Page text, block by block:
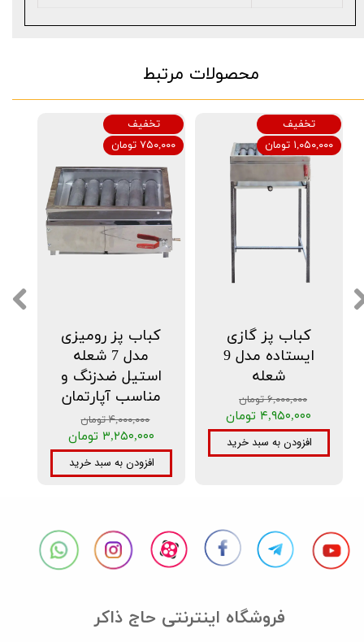
محصولات مرتبط
کباب پز رومیزی
مدل 7 شعله
استیل ضدزنگ و
مناسب آپارتمان
۴,۰۰۰,۰۰۰ تومان
۳,۲۵۰,۰۰۰ تومان
افزودن به سبد خرید
تخفیف
۷۵۰,۰۰۰ تومان
کباب پز گازی
ایستاده مدل 9
شعله
۶,۰۰۰,۰۰۰ تومان
۴,۹۵۰,۰۰۰ تومان
افزودن به سبد خرید
تخفیف
۱,۰۵۰,۰۰۰ تومان
فروشگاه اینترنتی حاج ذاکر